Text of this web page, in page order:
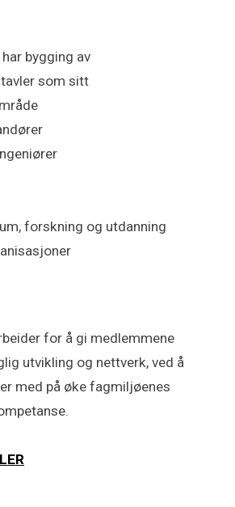
bygging av
som sitt
forskning og utdanning
for å gi medlemmene
utvikling og nettverk, ved å
med på øke fagmiljøenes